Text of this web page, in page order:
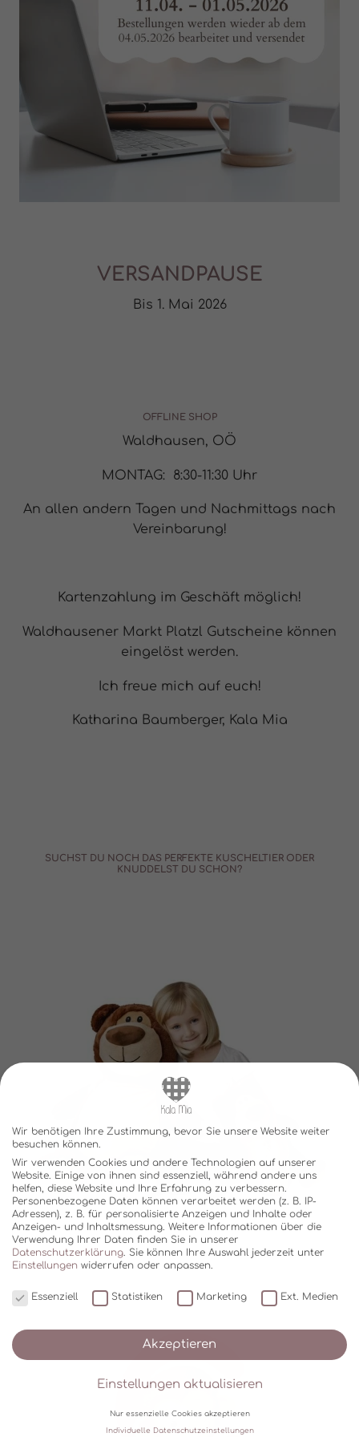
VERSANDPAUSE
Bis 1. Mai 2026
OFFLINE SHOP
Waldhausen, OÖ
MONTAG: 8:30-11:30 Uhr
An allen andern Tagen und Nachmittags nach
Vereinbarung!
Kartenzahlung im Geschäft möglich!
Waldhausener Markt Platzl Gutscheine können
eingelöst werden.
Ich freue mich auf euch!
Katharina Baumberger, Kala Mia
SUCHST DU NOCH DAS PERFEKTE KUSCHELTIER ODER
KNUDDELST DU SCHON?
Wir benötigen Ihre Zustimmung, bevor Sie unsere Website weiter
besuchen können.
Wir verwenden Cookies und andere Technologien auf unserer
Website. Einige von ihnen sind essenziell, während andere uns
helfen, diese Website und Ihre Erfahrung zu verbessern.
Personenbezogene Daten können verarbeitet werden (z. B. IP-
Adressen), z. B. für personalisierte Anzeigen und Inhalte oder
Anzeigen- und Inhaltsmessung. Weitere Informationen über die
Verwendung Ihrer Daten finden Sie in unserer
Datenschutzerklärung. Sie können Ihre Auswahl jederzeit unter
Einstellungen widerrufen oder anpassen.
Essenziell Statistiken Marketing Ext. Medien
Akzeptieren
Einstellungen aktualisieren
Nur essenzielle Cookies akzeptieren
Individuelle Datenschutzeinstellungen